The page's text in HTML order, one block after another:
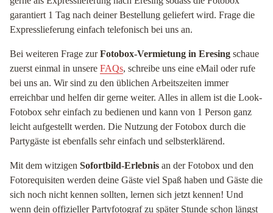
garantiert 1 Tag nach deiner Bestellung geliefert wird. Frage die
Expresslieferung einfach telefonisch bei uns an.
Bei weiteren Frage zurFotobox-Vermietung in Eresing schaue
zuerst einmal in unsere FAQs, schreibe uns eine eMail oder rufe
bei uns an. Wir sind zu den üblichen Arbeitszeiten immer
erreichbar und helfen dir gerne weiter. Alles in allem ist die Look-
Fotobox sehr einfach zu bedienen und kann von 1 Person ganz
leicht aufgestellt werden. Die Nutzung der Fotobox durch die
Partygäste ist ebenfalls sehr einfach und selbsterklärend.
Mit dem witzigen Sofortbild-Erlebnis an der Fotobox und den
Fotorequisiten werden deine Gäste viel Spaß haben und Gäste die
sich noch nicht kennen sollten, lernen sich jetzt kennen! Und
wenn dein offizieller Partyfotograf zu später Stunde schon längst